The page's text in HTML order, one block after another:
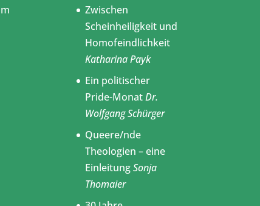
Zwischen
Scheinheiligkeit und
Homofeindlichkeit
Katharina Payk
Ein politischer
Pride-MonatDr.
Wolfgang Schürger
Queere/nde
Theologien – eine
EinleitungSonja
Thomaier